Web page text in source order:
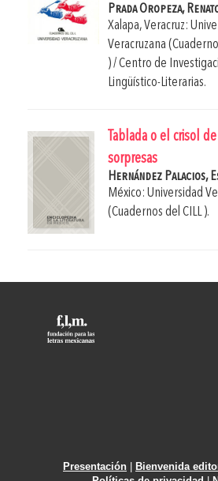
Prada Oropeza,
Xalapa, Veracruz:
Veracruzana
) / Centro de
Lingüístico-Literarias.
Tablada o el crisol
sorpresas
Hernández Palacios,
México: Universidad
(Cuadernos del CILL ).
Presentación Bienvenida